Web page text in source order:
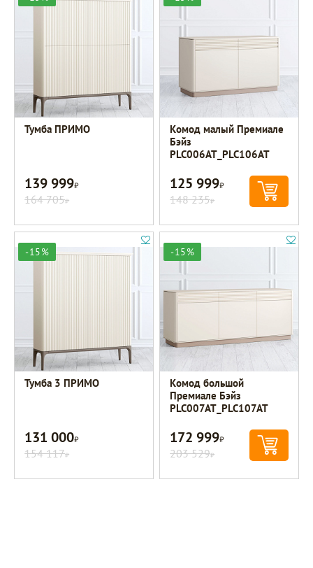
Тумба ПРИМО
139 999Р
164 705Р
Комод малый Премиале
Бэйз
PLC006AT_PLC106AT
125 999Р
148 235Р
-15%
Тумба 3 ПРИМО
131 000Р
154 117Р
-15%
Комод большой
Премиале Бэйз
PLC007AT_PLC107AT
172 999Р
203 529Р